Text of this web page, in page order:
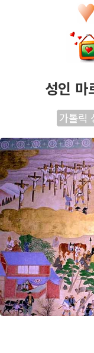
성인
가톨릭